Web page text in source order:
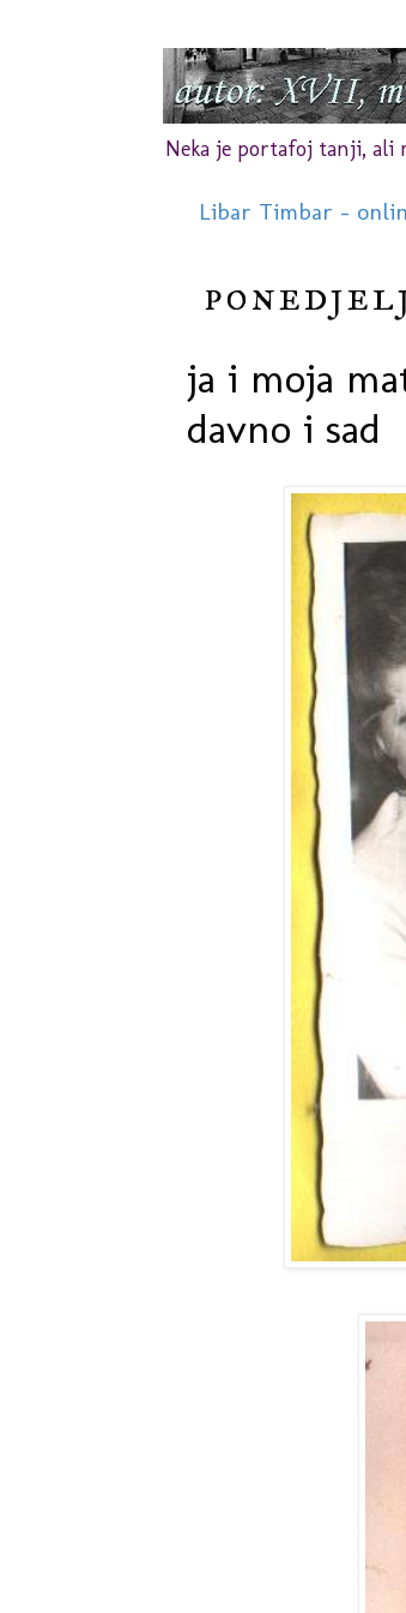
Neka je portafoj tanji, ali
Libar Timbar -
ja i moja
davno i sad